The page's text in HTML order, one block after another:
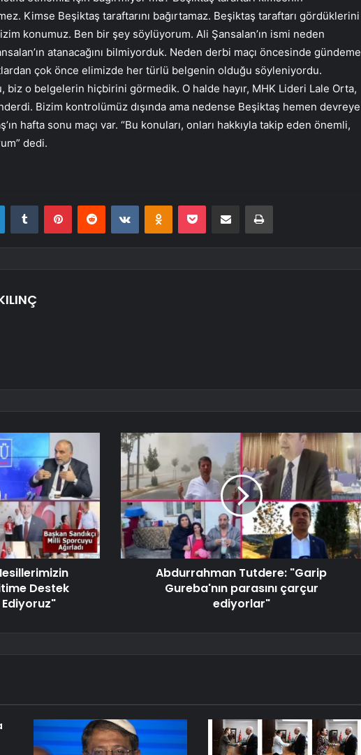
Kimse Beşiktaş taraftarını bağırtamaz. Beşiktaş taraftarı gördüklerini
konumuz. Ben bir şey söylüyorum. Ali Şansalan’ın ismi neden
atanacağını bilmiyorduk. Neden derbi maçı öncesinde gündeme
çok önce elimizde her türlü belgenin olduğu söyleniyordu.
biz o belgelerin hiçbirini görmedik. O halde hayır, MHK Lideri Lale Orta,
Bizim kontrolümüz dışında ama nedense Beşiktaş hemen devreye
hafta sonu maçı var. “Bu konuları, onları hakkıyla takip eden önemli,
dedi.
LinkedInTumblr PinterestReddit VKontakteOdnoklassniki
Pocket E-Posta ile paylaş Yazdır
Destek
Abdurrahman Tutdere: "Garip
Gureba'nın parasını çarçur
ediyorlar"